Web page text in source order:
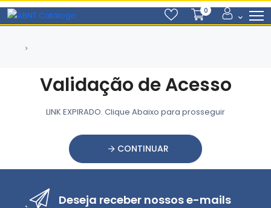
0
Validação de Acesso
LINK EXPIRADO. Clique Abaixo para prosseguir
CONTINUAR
Deseja receber nossos e-mails